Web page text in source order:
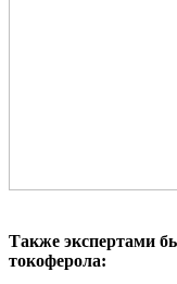
Также экспертами
токоферола: